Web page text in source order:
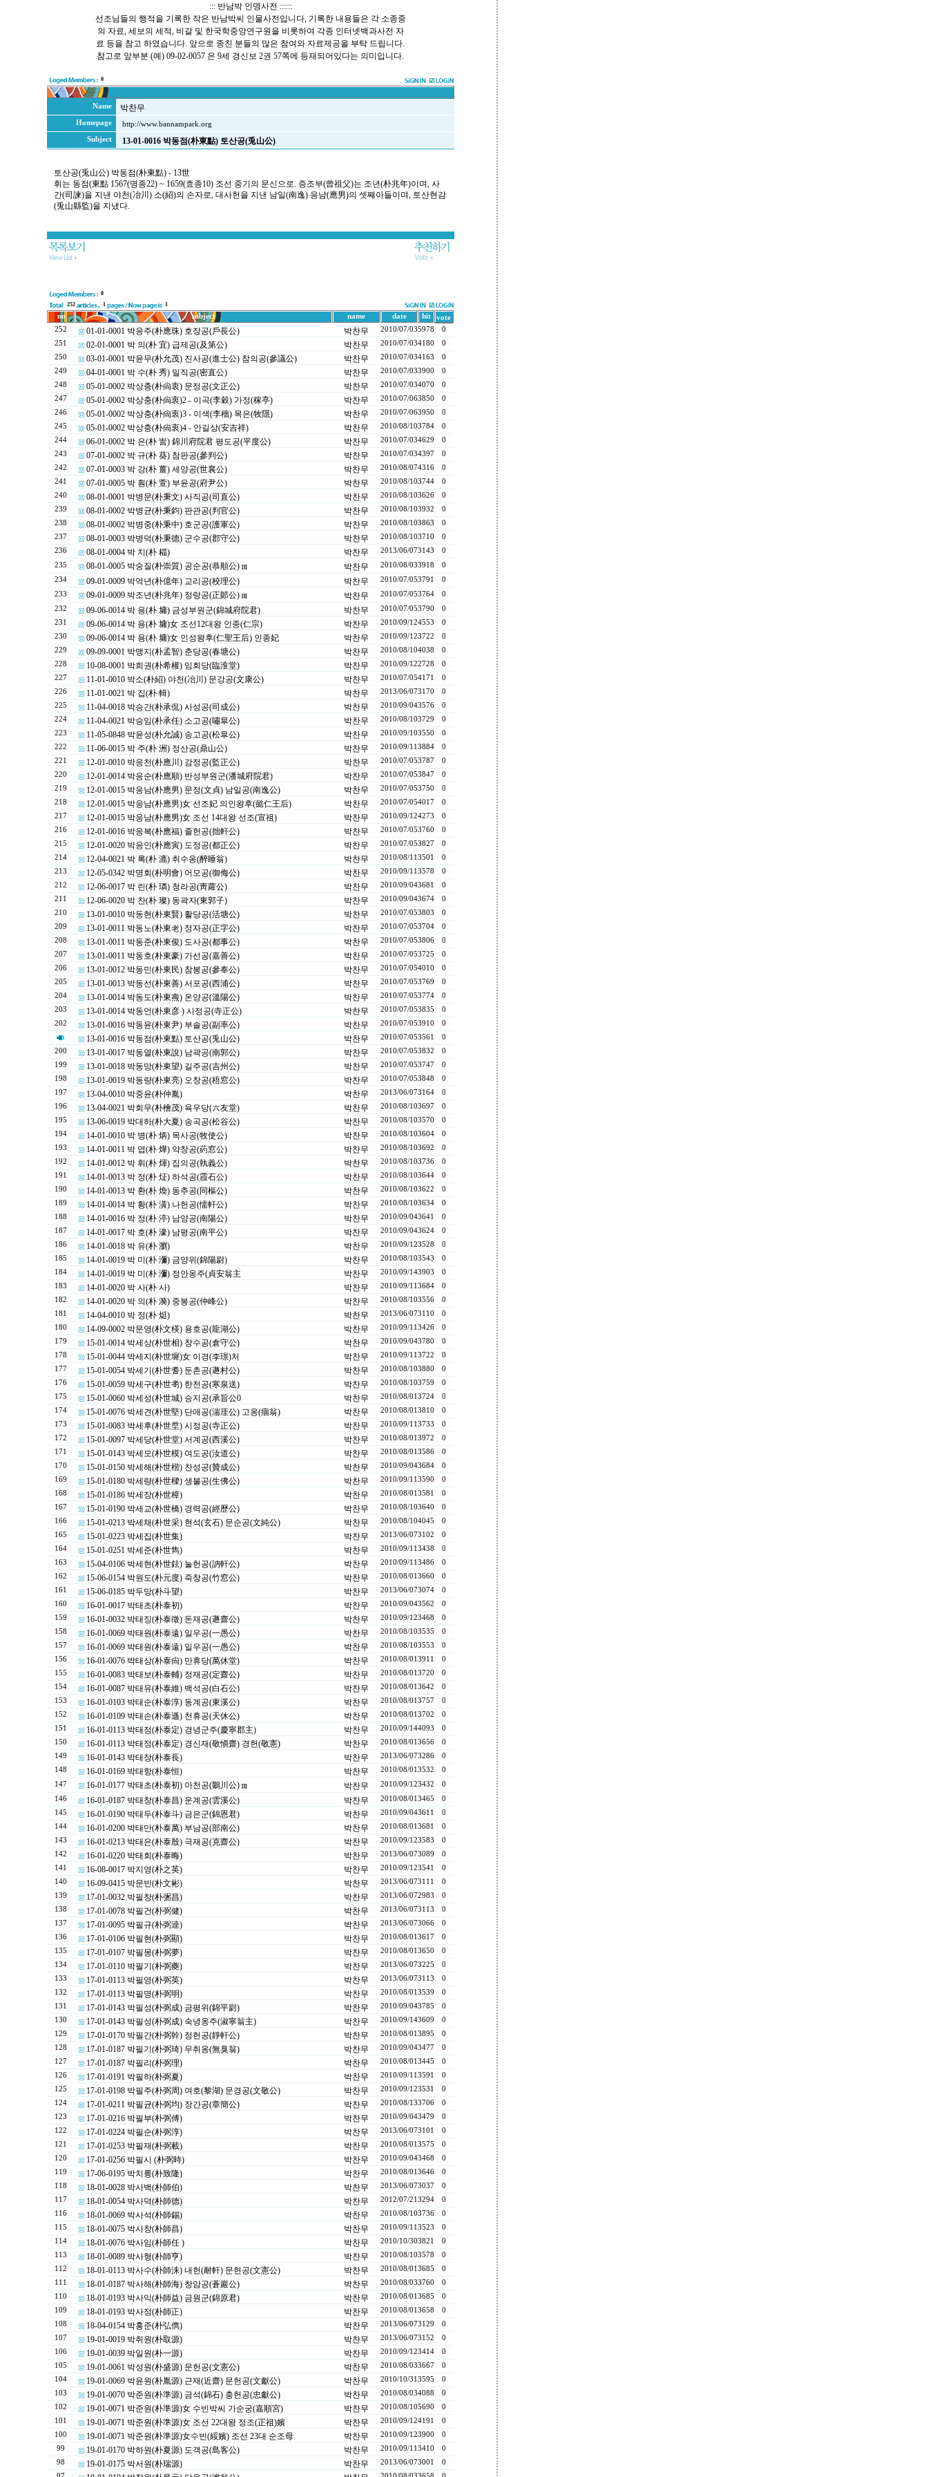
::: 반남박 인명사전 ::::::
선조님들의 행적을 기록한 작은 반남박씨 인물사전입니다, 기록한 내용들은 각 소종중
의 자료, 세보의 세적, 비갈 및 한국학중앙연구원을 비롯하여 각종 인터넷백과사전 자
료 등을 참고 하였습니다. 앞으로 종친 분들의 많은 참여와 자료제공을 부탁 드립니다.
참고로 앞부분 (예) 09-02-0057 은 9세 경신보 2권 57쪽에 등재되어있다는 의미입니다.
0
Name 박찬무
Homepage
http://www.bannampark.org
Subject
13-01-0016 박동점(朴東點) 토산공(兎山公)
토산공(兎山公) 박동점(朴東點) - 13世
휘는 동점(東點 1567(명종22) ~ 1659(효종10) 조선 중기의 문신으로. 증조부(曾祖父)는 조년(朴兆年)이며, 사
간(司諫)을 지낸 야천(冶川) 소(紹)의 손자로, 대사헌을 지낸 남일(南逸) 응남(應男)의 셋째아들이며, 토산현감
(兎山縣監)을 지냈다.
0
252
1 1
no subject name date hit
vote
252
01-01-0001 박응주(朴應珠) 호장공(戶長公) 박찬무 2010/07/035978
0
251
02-01-0001 박 의(朴 宜) 급제공(及第公) 박찬무 2010/07/034180
0
250
03-01-0001 박윤무(朴允茂) 진사공(進士公) 참의공(參議公) 박찬무 2010/07/034163
0
249
04-01-0001 박 수(朴 秀) 밀직공(密直公) 박찬무 2010/07/033900
0
248
05-01-0002 박상충(朴尙衷) 문정공(文正公) 박찬무 2010/07/034070
0
247
05-01-0002 박상충(朴尙衷)2 - 이곡(李穀) 가정(稼亭) 박찬무 2010/07/063850
0
246
05-01-0002 박상충(朴尙衷)3 - 이색(李穡) 목은(牧隱) 박찬무 2010/07/063950
0
245
05-01-0002 박상충(朴尙衷)4 - 안길상(安吉祥) 박찬무 2010/08/103784
0
244
06-01-0002 박 은(朴 訔) 錦川府院君 평도공(平度公) 박찬무 2010/07/034629
0
243
07-01-0002 박 규(朴 葵) 참판공(參判公) 박찬무 2010/07/034397
0
242
07-01-0003 박 강(朴 薑) 세양공(世襄公) 박찬무 2010/08/074316
0
241
07-01-0005 박 훤(朴 萱) 부윤공(府尹公) 박찬무 2010/08/103744
0
240
08-01-0001 박병문(朴秉文) 사직공(司直公) 박찬무 2010/08/103626
0
239
08-01-0002 박병균(朴秉鈞) 판관공(判官公) 박찬무 2010/08/103932
0
238
08-01-0002 박병중(朴秉中) 호군공(護軍公) 박찬무 2010/08/103863
0
237
08-01-0003 박병덕(朴秉德) 군수공(郡守公) 박찬무 2010/08/103710
0
236
08-01-0004 박 치(朴 䎩) 박찬무 2013/06/073143
0
235
08-01-0005 박숭질(朴崇質) 공순공(恭順公) [1] 박찬무 2010/08/033918
0
234
09-01-0009 박억년(朴億年) 교리공(校理公) 박찬무 2010/07/053791
0
233
09-01-0009 박조년(朴兆年) 정랑공(正郞公) [1] 박찬무 2010/07/053764
0
232
09-06-0014 박 용(朴 墉) 금성부원군(錦城府院君) 박찬무 2010/07/053790
0
231
09-06-0014 박 용(朴 墉)女 조선12대왕 인종(仁宗) 박찬무 2010/09/124553
0
230
09-06-0014 박 용(朴 墉)女 인성왕후(仁聖王后) 인종妃 박찬무 2010/09/123722
0
229
09-09-0001 박맹지(朴孟智) 춘당공(春塘公) 박찬무 2010/08/104038
0
228
10-08-0001 박희권(朴希權) 임회당(臨淮堂) 박찬무 2010/09/122728
0
227
11-01-0010 박소(朴紹) 야천(冶川) 문강공(文康公) 박찬무 2010/07/054171
0
226
11-01-0021 박 집(朴 輯) 박찬무 2013/06/073170
0
225
11-04-0018 박승간(朴承侃) 사성공(司成公) 박찬무 2010/09/043576
0
224
11-04-0021 박승임(朴承任) 소고공(嘯皐公) 박찬무 2010/08/103729
0
223
11-05-0848 박윤성(朴允誠) 송고공(松皐公) 박찬무 2010/09/103550
0
222
11-06-0015 박 주(朴 洲) 정산공(鼎山公) 박찬무 2010/09/11 3884
0
221
12-01-0010 박응천(朴應川) 감정공(監正公) 박찬무 2010/07/053787
0
220
12-01-0014 박응순(朴應順) 반성부원군(潘城府院君) 박찬무 2010/07/053847
0
219
12-01-0015 박응남(朴應男) 문정(文貞) 남일공(南逸公) 박찬무 2010/07/053750
0
218
12-01-0015 박응남(朴應男)女 선조妃 의인왕후(懿仁王后) 박찬무 2010/07/054017
0
217
12-01-0015 박응남(朴應男)女 조선 14대왕 선조(宣祖) 박찬무 2010/09/124273
0
216
12-01-0016 박응복(朴應福) 졸헌공(拙軒公) 박찬무 2010/07/053760
0
215
12-01-0020 박응인(朴應寅) 도정공(都正公) 박찬무 2010/07/053827
0
214
12-04-0021 박 록(朴 漉) 취수옹(醉睡翁) 박찬무 2010/08/11 3501
0
213
12-05-0342 박명회(朴明會) 어모공(御侮公) 박찬무 2010/09/11 3578
0
212
12-06-0017 박 린(朴 璘) 청라공(靑蘿公) 박찬무 2010/09/043681
0
211
12-06-0020 박 찬(朴 璨) 동곽자(東郭子) 박찬무 2010/09/043674
0
210
13-01-0010 박동현(朴東賢) 활당공(活塘公) 박찬무 2010/07/053803
0
209
13-01-0011 박동노(朴東老) 정자공(正字公) 박찬무 2010/07/053704
0
208
13-01-0011 박동준(朴東俊) 도사공(都事公) 박찬무 2010/07/053806
0
207
13-01-0011 박동호(朴東豪) 가선공(嘉善公) 박찬무 2010/07/053725
0
206
13-01-0012 박동민(朴東民) 참봉공(參奉公) 박찬무 2010/07/054010
0
205
13-01-0013 박동선(朴東善) 서포공(西浦公) 박찬무 2010/07/053769
0
204
13-01-0014 박동도(朴東燾) 온양공(溫陽公) 박찬무 2010/07/053774
0
203
13-01-0014 박동언(朴東彦 ) 시정공(寺正公) 박찬무 2010/07/053835
0
202
13-01-0016 박동윤(朴東尹) 부솔공(副率公) 박찬무 2010/07/053910 0
13-01-0016 박동점(朴東點) 토산공(兎山公) 박찬무 2010/07/053561
0
200
13-01-0017 박동열(朴東說) 남곽공(南郭公) 박찬무 2010/07/053832
0
199
13-01-0018 박동망(朴東望) 길주공(吉州公) 박찬무 2010/07/053747
0
198
13-01-0019 박동량(朴東亮) 오창공(梧窓公) 박찬무 2010/07/053848
0
197
13-04-0010 박중윤(朴仲胤) 박찬무 2013/06/073164
0
196
13-04-0021 박회무(朴檜茂) 육우당(六友堂) 박찬무 2010/08/103697
0
195
13-06-0019 박대하(朴大夏) 송곡공(松谷公) 박찬무 2010/08/103570
0
194
14-01-0010 박 병(朴 炳) 목사공(牧使公) 박찬무 2010/08/103604
0
193
14-01-0011 박 엽(朴 燁) 약창공(葯窓公) 박찬무 2010/08/103692
0
192
14-01-0012 박 휘(朴 煇) 집의공(執義公) 박찬무 2010/08/103736
0
191
14-01-0013 박 정(朴 炡) 하석공(霞石公) 박찬무 2010/08/103644
0
190
14-01-0013 박 환(朴 煥) 동추공(同樞公) 박찬무 2010/08/103622
0
189
14-01-0014 박 황(朴 潢) 나헌공(懦軒公) 박찬무 2010/08/103634
0
188
14-01-0016 박 정(朴 渟) 남양공(南陽公) 박찬무 2010/09/043641
0
187
14-01-0017 박 호(朴 濠) 남평공(南平公) 박찬무 2010/09/043624
0
186
14-01-0018 박 유(朴 瀏) 박찬무 2010/09/123528
0
185
14-01-0019 박 미(朴 瀰) 금양위(錦陽尉) 박찬무 2010/08/103543
0
184
14-01-0019 박 미(朴 瀰) 정안옹주(貞安翁主 박찬무 2010/09/143903
0
183
14-01-0020 박 사(朴 사) 박찬무 2010/09/11 3684
0
182
14-01-0020 박 의(朴 漪) 중봉공(仲峰公) 박찬무 2010/08/103556
0
181
14-04-0010 박 정(朴 烶) 박찬무 2013/06/073110
0
180
14-09-0002 박문영(朴文楧) 용호공(龍湖公) 박찬무 2010/09/11 3426
0
179
15-01-0014 박세상(朴世相) 창수공(倉守公) 박찬무 2010/09/043780
0
178
15-01-0044 박세지(朴世墀)女 이경(李璟)처 박찬무 2010/09/11 3722
0
177
15-01-0054 박세기(朴世耆) 둔촌공(遯村公) 박찬무 2010/08/103880
0
176
15-01-0059 박세구(朴世耉) 한천공(寒泉送) 박찬무 2010/08/103759
0
175
15-01-0060 박세성(朴世城) 승지공(承旨公0 박찬무 2010/08/01 3724
0
174
15-01-0076 박세견(朴世堅) 단애공(湍厓公) 고옹(痼翁) 박찬무 2010/08/01 3810
0
173
15-01-0083 박세후(朴世垕) 시정공(寺正公) 박찬무 2010/09/11 3733
0
172
15-01-0097 박세당(朴世堂) 서계공(西溪公) 박찬무 2010/08/01 3972
0
171
15-01-0143 박세모(朴世模) 여도공(汝道公) 박찬무 2010/08/01 3586
0
170
15-01-0150 박세해(朴世楷) 찬성공(贊成公) 박찬무 2010/09/043684
0
169
15-01-0180 박세량(朴世樑) 생불공(生佛公) 박찬무 2010/09/11 3590
0
168
15-01-0186 박세장(朴世樟) 박찬무 2010/08/01 3581
0
167
15-01-0190 박세교(朴世橋) 경력공(經歷公) 박찬무 2010/08/103640
0
166
15-01-0213 박세채(朴世采) 현석(玄石) 문순공(文純公) 박찬무 2010/08/104045
0
165
15-01-0223 박세집(朴世集) 박찬무 2013/06/073102
0
164
15-01-0251 박세준(朴世雋) 박찬무 2010/09/11 3438
0
163
15-04-0106 박세현(朴世鉉) 눌헌공(訥軒公) 박찬무 2010/09/11 3486
0
162
15-06-0154 박원도(朴元度) 죽창공(竹窓公) 박찬무 2010/08/01 3660
0
161
15-06-0185 박두망(朴斗望) 박찬무 2013/06/073074
0
160
16-01-0017 박태초(朴泰初) 박찬무 2010/09/043562
0
159
16-01-0032 박태징(朴泰徵) 돈재공(遯齋公) 박찬무 2010/09/123468
0
158
16-01-0069 박태원(朴泰遠) 일우공(一愚公) 박찬무 2010/08/103535
0
157
16-01-0069 박태원(朴泰遠) 일우공(一愚公) 박찬무 2010/08/103553
0
156
16-01-0076 박태상(朴泰尙) 만휴당(萬休堂) 박찬무 2010/08/01 3911
0
155
16-01-0083 박태보(朴泰輔) 정재공(定齋公) 박찬무 2010/08/01 3720
0
154
16-01-0087 박태유(朴泰維) 백석공(白石公) 박찬무 2010/08/01 3642
0
153
16-01-0103 박태순(朴泰淳) 동계공(東溪公) 박찬무 2010/08/01 3757
0
152
16-01-0109 박태손(朴泰遜) 천휴공(天休公) 박찬무 2010/08/01 3702
0
151
16-01-0113 박태정(朴泰定) 경녕군주(慶寧郡主) 박찬무 2010/09/144093
0
150
16-01-0113 박태정(朴泰定) 경신재(敬愼齋) 경헌(敬憲) 박찬무 2010/08/01 3656
0
149
16-01-0143 박태장(朴泰長) 박찬무 2013/06/073286
0
148
16-01-0169 박태항(朴泰恒) 박찬무 2010/08/01 3532
0
147
16-01-0177 박태초(朴泰初) 아천공(鵝川公) [1] 박찬무 2010/09/123432
0
146
16-01-0187 박태창(朴泰昌) 운계공(雲溪公) 박찬무 2010/08/01 3465
0
145
16-01-0190 박태두(朴泰斗) 금은군(錦恩君) 박찬무 2010/09/043611
0
144
16-01-0200 박태만(朴泰萬) 부남공(部南公) 박찬무 2010/08/01 3681
0
143
16-01-0213 박태은(朴泰殷) 극재공(克齋公) 박찬무 2010/09/123583
0
142
16-01-0220 박태회(朴泰晦) 박찬무 2013/06/073089
0
141
16-08-0017 박지영(朴之英) 박찬무 2010/09/123541
0
140
16-09-0415 박문빈(朴文彬) 박찬무 2013/06/073111
0
139
17-01-0032 박필창(朴弻昌) 박찬무 2013/06/072983
0
138
17-01-0078 박필건(朴弼健) 박찬무 2013/06/073113
0
137
17-01-0095 박필규(朴弼逵) 박찬무 2013/06/073066
0
136
17-01-0106 박필현(朴弼顯) 박찬무 2010/08/01 3617
0
135
17-01-0107 박필몽(朴弼夢) 박찬무 2010/08/01 3650
0
134
17-01-0110 박필기(朴弼夔) 박찬무 2013/06/073225
0
133
17-01-0113 박필영(朴弼英) 박찬무 2013/06/073113
0
132
17-01-0113 박필명(朴弼明) 박찬무 2010/08/01 3539
0
131
17-01-0143 박필성(朴弼成) 금평위(錦平尉) 박찬무 2010/09/043785
0
130
17-01-0143 박필성(朴弼成) 숙녕옹주(淑寧翁主) 박찬무 2010/09/143609
0
129
17-01-0170 박필간(朴弼幹) 정헌공(靜軒公) 박찬무 2010/08/01 3895
0
128
17-01-0187 박필기(朴弼琦) 무취옹(無臭翁) 박찬무 2010/09/043477
0
127
17-01-0187 박필리(朴弼理) 박찬무 2010/08/01 3445
0
126
17-01-0191 박필하(朴弼夏) 박찬무 2010/09/11 3591
0
125
17-01-0198 박필주(朴弼周) 여호(黎湖) 문경공(文敬公) 박찬무 2010/09/123531
0
124
17-01-0211 박필균(朴弼均) 장간공(章簡公) 박찬무 2010/08/133706
0
123
17-01-0216 박필부(朴弼傅) 박찬무 2010/09/043479
0
122
17-01-0224 박필순(朴弼淳) 박찬무 2013/06/073101
0
121
17-01-0253 박필재(朴弼載) 박찬무 2010/08/01 3575
0
120
17-01-0256 박필시 (朴弼時) 박찬무 2010/09/043468
0
119
17-06-0195 박치륭(朴致隆) 박찬무 2010/08/01 3646
0
118
18-01-0028 박사백(朴師伯) 박찬무 2013/06/073037
0
117
18-01-0054 박사덕(朴師德) 박찬무 2012/07/21 3294
0
116
18-01-0069 박사석(朴師錫) 박찬무 2010/08/103736
0
115
18-01-0075 박사창(朴師昌) 박찬무 2010/09/11 3523
0
114
18-01-0076 박사임(朴師任 ) 박찬무 2010/10/303821
0
113
18-01-0089 박사형(朴師亨) 박찬무 2010/08/103578
0
112
18-01-0113 박사수(朴師洙) 내헌(耐軒) 문헌공(文憲公) 박찬무 2010/08/01 3685
0
111
18-01-0187 박사해(朴師海) 창암공(蒼巖公) 박찬무 2010/08/033760
0
110
18-01-0193 박사익(朴師益) 금원군(錦原君) 박찬무 2010/08/01 3685
0
109
18-01-0193 박사정(朴師正) 박찬무 2010/08/01 3658
0
108
18-04-0154 박홍준(朴弘儁) 박찬무 2013/06/073129
0
107
19-01-0019 박취원(朴取源) 박찬무 2013/06/073152
0
106
19-01-0039 박일원(朴一源) 박찬무 2010/09/123414
0
105
19-01-0061 박성원(朴盛源) 문헌공(文憲公) 박찬무 2010/08/033667
0
104
19-01-0069 박윤원(朴胤源) 근재(近齋) 문헌공(文獻公) 박찬무 2010/10/31 3595
0
103
19-01-0070 박준원(朴準源) 금석(錦石) 충헌공(忠獻公) 박찬무 2010/08/034088
0
102
19-01-0071 박준원(朴準源)女 수빈박씨 가순궁(嘉順宮) 박찬무 2010/08/105690
0
101
19-01-0071 박준원(朴準源)女 조선 22대왕 정조(正祖)嬪 박찬무 2010/09/124191
0
100
19-01-0071 박준원(朴準源)女수빈(綏嬪) 조선 23대 순조母 박찬무 2010/09/123900
0
99
19-01-0170 박하원(朴夏源) 도객공(島客公) 박찬무 2010/09/11 3410
0
98
19-01-0175 박서원(朴瑞源) 박찬무 2013/06/073001
0